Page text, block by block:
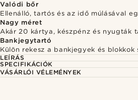
Valódi bőr
Ellenálló, tartós és az idő múlásával
Nagy méret
Akár 20 kártya, készpénz és nyugták
Bankjegytartó
Külön rekesz a bankjegyek és blokkok
LEÍRÁS
SPECIFIKÁCIÓK
VÁSÁRLÓI VÉLEMÉNYEK